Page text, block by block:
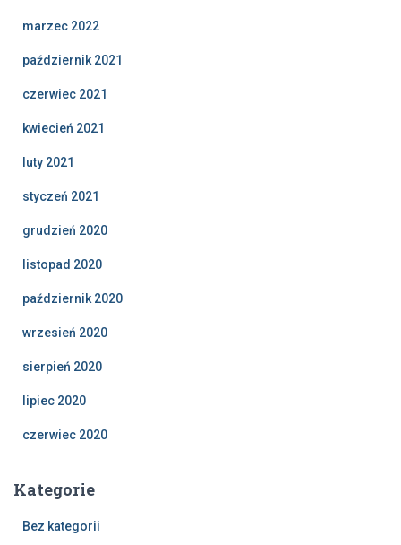
marzec 2022
październik 2021
czerwiec 2021
kwiecień 2021
luty 2021
styczeń 2021
grudzień 2020
listopad 2020
październik 2020
wrzesień 2020
sierpień 2020
lipiec 2020
czerwiec 2020
Kategorie
Bez kategorii